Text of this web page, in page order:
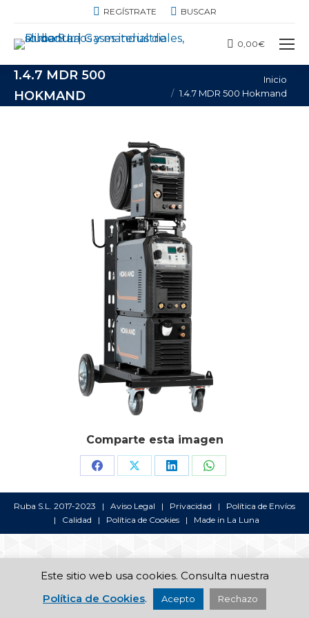
REGÍSTRATE BUSCAR:
BUSCAR
0,00€
1.4.7 MDR 500
HOKMAND
Inicio
1.4.7 MDR 500 Hokmand
Comparte esta imagen
Share
on
Facebook
Share
on
X
Share
on
LinkedIn
Share
on
WhatsApp
Ruba S.L. 2017-2023 | Aviso Legal | Privacidad | Política de Envíos
| Calidad | Política de Cookies | Made in La Luna
Este sitio web usa cookies. Consulta nuestra
Política de Cookies. Acepto Rechazo